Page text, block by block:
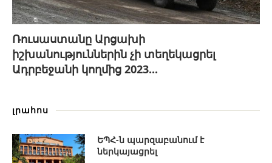
Ռուսաստանը Արցախի
իշխանություններին չի տեղեկացրել
Ադրբեջանի կողմից 2023...
լրահոս
ԵՊՀ-ն պարզաբանում է
ներկայացրել